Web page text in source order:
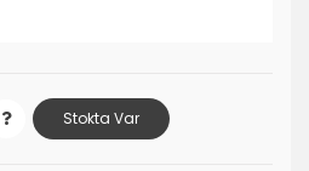
Stokta Var